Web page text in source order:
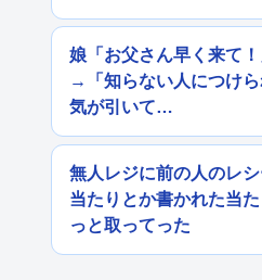
娘「お父さん早く来て
→「知らない人につけ
気が引いて…
無人レジに前の人のレ
当たりとか書かれた当
っと取ってった